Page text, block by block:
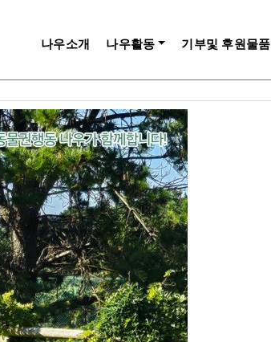
나우소개 나우활동 기부및 후원물품
클럽/ 산책은 강생이의 힘!